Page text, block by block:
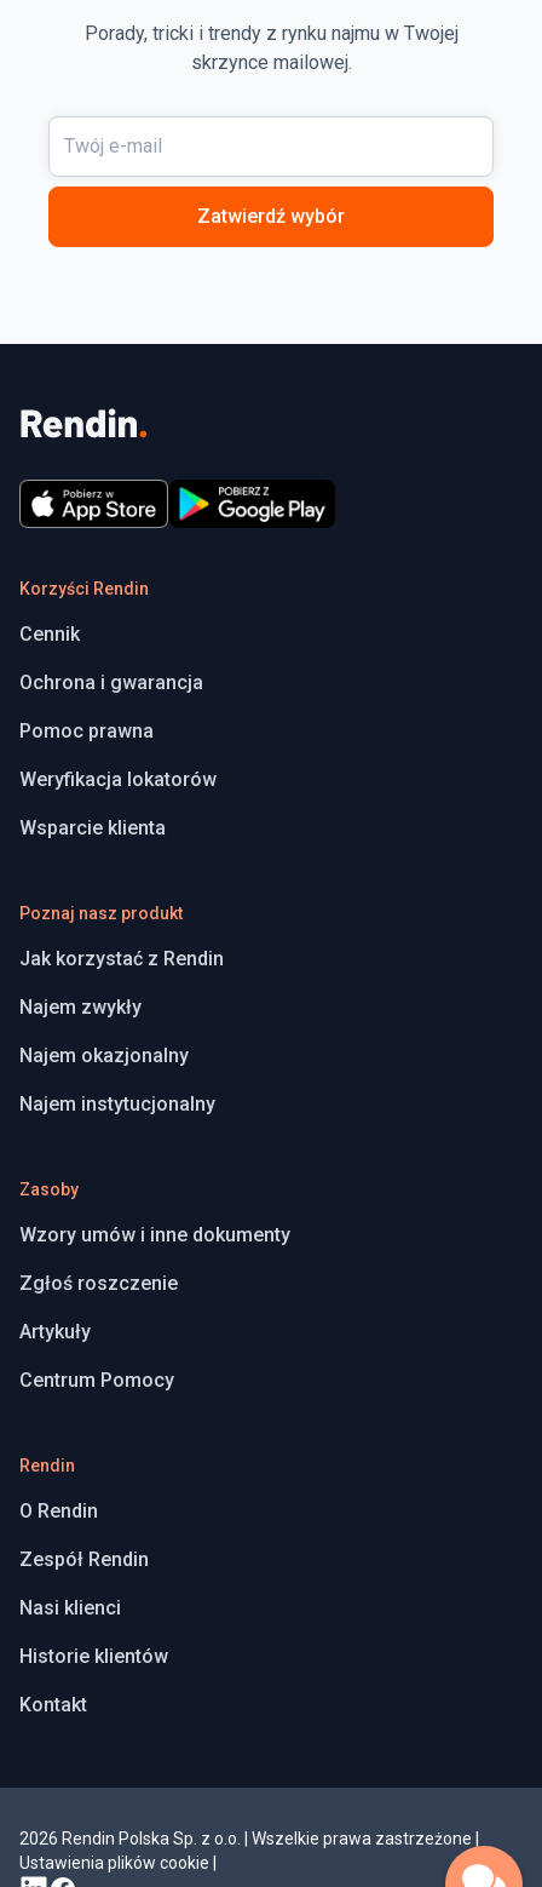
Porady, tricki i trendy z rynku najmu w Twojej
skrzynce mailowej.
Zatwierdź wybór
Korzyści Rendin
Cennik
Ochrona i gwarancja
Pomoc prawna
Weryfikacja lokatorów
Wsparcie klienta
Poznaj nasz produkt
Jak korzystać z Rendin
Najem zwykły
Najem okazjonalny
Najem instytucjonalny
Zasoby
Wzory umów i inne dokumenty
Zgłoś roszczenie
Artykuły
Centrum Pomocy
Rendin
O Rendin
Zespół Rendin
Nasi klienci
Historie klientów
Kontakt
2026 Rendin Polska Sp. z o.o. | Wszelkie prawa zastrzeżone
Ustawienia plików cookie